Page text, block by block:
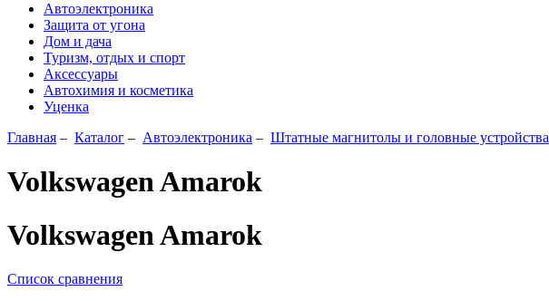
Автоэлектроника
Защита от угона
Дом и дача
Туризм, отдых и спорт
Аксессуары
Автохимия и косметика
Уценка
Главная – Каталог – Автоэлектроника – Штатные магнитолы и головные устройства
Volkswagen Amarok
Volkswagen Amarok
Список сравнения